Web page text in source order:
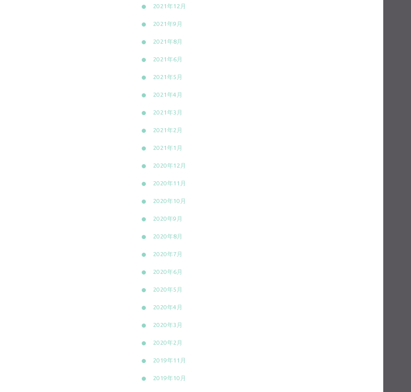
2021年12月
2021年9月
2021年8月
2021年6月
2021年5月
2021年4月
2021年3月
2021年2月
2021年1月
2020年12月
2020年11月
2020年10月
2020年9月
2020年8月
2020年7月
2020年6月
2020年5月
2020年4月
2020年3月
2020年2月
2019年11月
2019年10月